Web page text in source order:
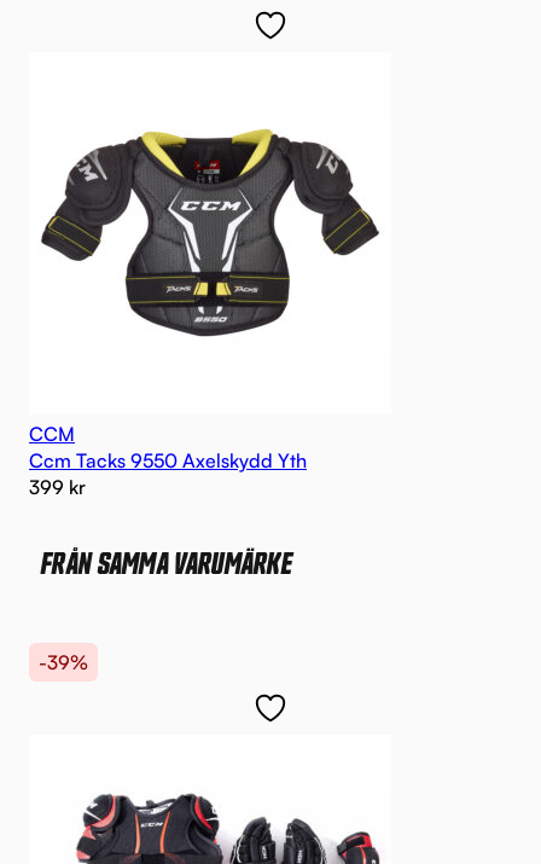
CCM
Ccm Tacks 9550 Axelskydd Yth
399 kr
FRÅN SAMMA VARUMÄRKE
-39%